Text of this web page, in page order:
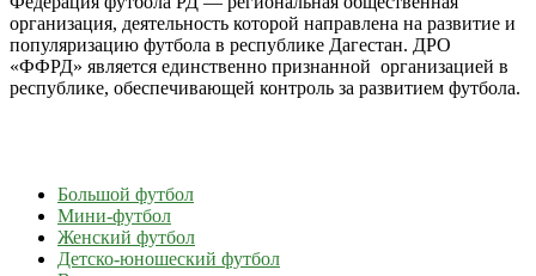
организация, деятельность которой направлена на развитие и
популяризацию футбола в республике Дагестан. ДРО
«ФФРД» является единственно признанной организацией в
республике, обеспечивающей контроль за развитием футбола.
Большой футбол
Мини-футбол
Женский футбол
Детско-юношеский футбол